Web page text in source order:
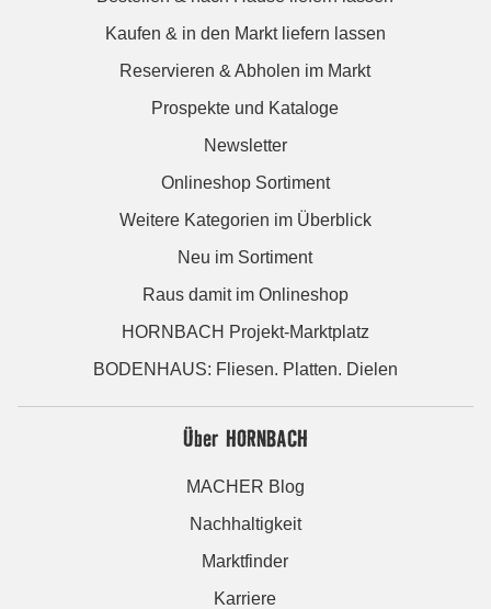
Kaufen & in den Markt liefern lassen
Reservieren & Abholen im Markt
Prospekte und Kataloge
Newsletter
Onlineshop Sortiment
Weitere Kategorien im Überblick
Neu im Sortiment
Raus damit im Onlineshop
HORNBACH Projekt-Marktplatz
BODENHAUS: Fliesen. Platten. Dielen
Über HORNBACH
MACHER Blog
Nachhaltigkeit
Marktfinder
Karriere